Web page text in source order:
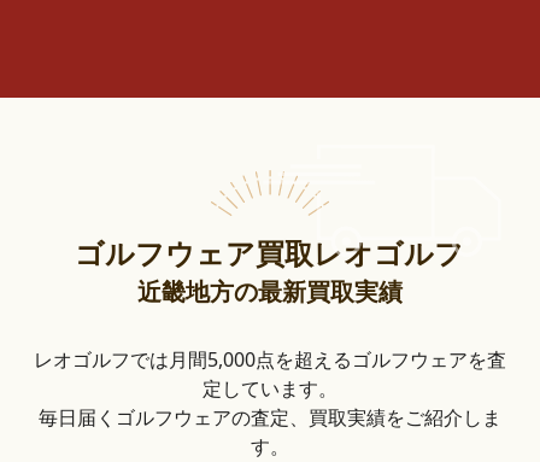
ゴルフウェア買取レオゴルフ
近畿地方の最新買取実績
レオゴルフでは月間5,000点を超えるゴルフウェアを査
定しています。
毎日届くゴルフウェアの査定、買取実績をご紹介しま
す。